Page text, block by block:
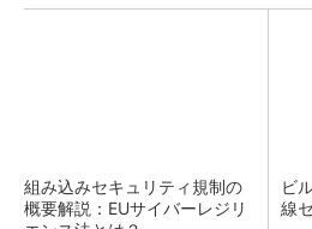
組み込みセキュリティ規制の
概要解説：EUサイバーレジリ
ビ
線